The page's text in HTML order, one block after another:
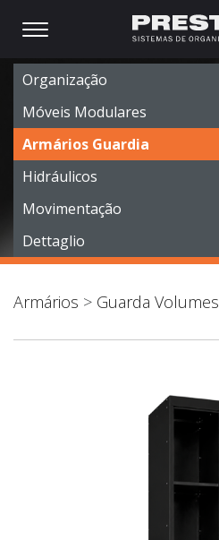
Organização
Móveis Modulares
Armários Guardia
Hidráulicos
Movimentação
Dettaglio
Armários > Guarda Volumes